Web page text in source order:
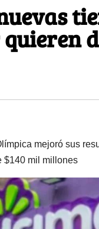
mejoró sus
$140 mil millones